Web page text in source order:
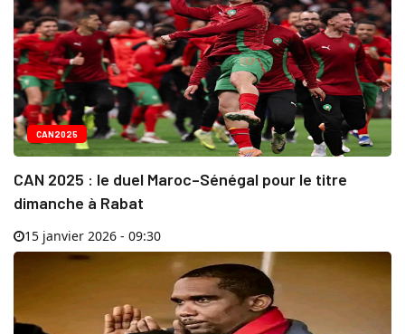
CAN2025
CAN 2025 : le duel Maroc–Sénégal pour le titre
dimanche à Rabat
15 janvier 2026 - 09:30